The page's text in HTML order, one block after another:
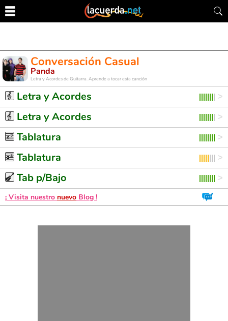
Conversación Casual
Panda
Letra y Acordes de Guitarra. Aprende a tocar esta canción
Letra y Acordes
Letra y Acordes
Tablatura
Tablatura
Tab p/Bajo
¡ Visita nuestro nuevo Blog !